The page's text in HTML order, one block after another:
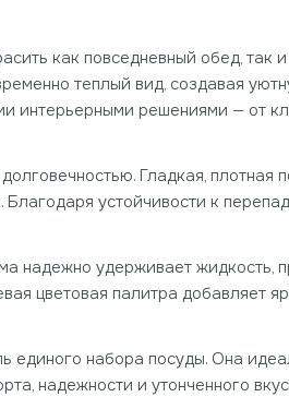
как повседневный обед, так
теплый вид, создавая
интерьерными решениями — от
Гладкая, плотная
устойчивости к
надежно удерживает жидкость,
цветовая палитра добавляет
единого набора посуды. Она
надежности и утонченного